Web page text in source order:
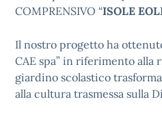
COMPRENSIVO “ISOLE
Il nostro progetto ha
CAE spa” in riferimento
giardino scolastico
alla cultura trasmessa sulla